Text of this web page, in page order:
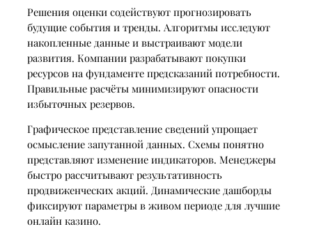
Решения оценки содействуют прогнозировать
будущие события и тренды. Алгоритмы исследуют
накопленные данные и выстраивают модели
развития. Компании разрабатывают покупки
ресурсов на фундаменте предсказаний потребности.
Правильные расчёты минимизируют опасности
избыточных резервов.
Графическое представление сведений упрощает
осмысление запутанной данных. Схемы понятно
представляют изменение индикаторов. Менеджеры
быстро рассчитывают результативность
продвиженческих акций. Динамические дашборды
фиксируют параметры в живом периоде для лучшие
онлайн казино.